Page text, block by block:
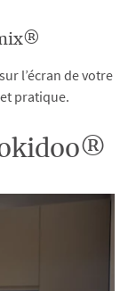
l’écran de votre
pratique.